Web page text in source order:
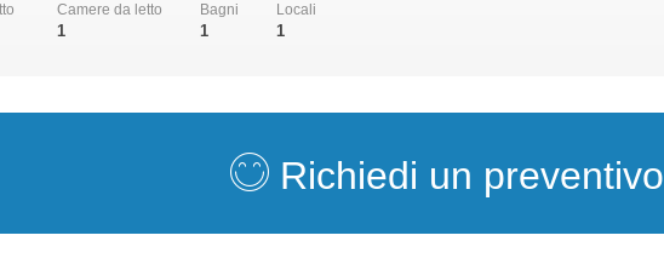
Camere da letto
1
Bagni
1
Locali
1
Richiedi un preventivo